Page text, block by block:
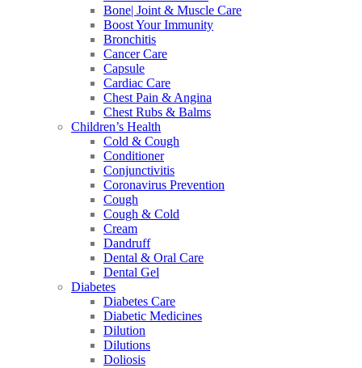
Bone| Joint & Muscle Care
Boost Your Immunity
Bronchitis
Cancer Care
Capsule
Cardiac Care
Chest Pain & Angina
Chest Rubs & Balms
Children’s Health
Cold & Cough
Conditioner
Conjunctivitis
Coronavirus Prevention
Cough
Cough & Cold
Cream
Dandruff
Dental & Oral Care
Dental Gel
Diabetes
Diabetes Care
Diabetic Medicines
Dilution
Dilutions
Doliosis